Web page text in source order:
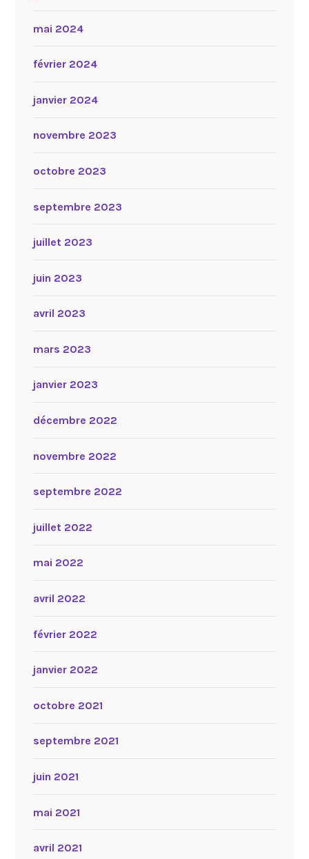
mai 2024
février 2024
janvier 2024
novembre 2023
octobre 2023
septembre 2023
juillet 2023
juin 2023
avril 2023
mars 2023
janvier 2023
décembre 2022
novembre 2022
septembre 2022
juillet 2022
mai 2022
avril 2022
février 2022
janvier 2022
octobre 2021
septembre 2021
juin 2021
mai 2021
avril 2021